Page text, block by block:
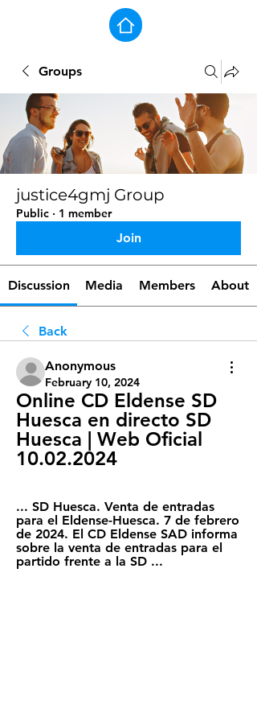
Groups
justice4gmj Group
Public · 1 member
Join
Discussion Media Members About
Back
Anonymous
February 10, 2024
Online CD Eldense SD
Huesca en directo SD
Huesca | Web Oficial
10.02.2024
... SD Huesca. Venta de entradas
para el Eldense-Huesca. 7 de febrero
de 2024. El CD Eldense SAD informa
sobre la venta de entradas para el
partido frente a la SD ...